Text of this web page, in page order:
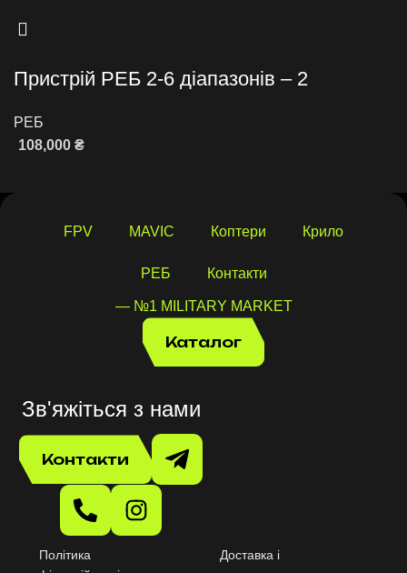
Пристрій РЕБ 2-6 діапазонів – 2
РЕБ
108,000 ₴
FPV MAVIC Коптери Крило
РЕБ Контакти
— №1 MILITARY MARKET
Каталог
Зв'яжіться з нами
Контакти
Політика
Доставка і